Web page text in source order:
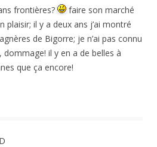
frontières?
faire son marché
plaisir; il y a deux ans j’ai montré
de Bigorre; je n’ai pas connu
il y en a de belles à
que ça encore!